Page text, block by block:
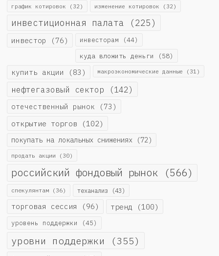
график котировок (32) изменение котировок (32)
инвестиционная палата (225)
инвестор (76) инвесторам (44)
куда вложить деньги (58)
купить акции (83) макроэкономические данные (31)
нефтегазовый сектор (142)
отечественный рынок (73)
открытие торгов (102)
покупать на локальных снижениях (72)
продать акции (30)
российский фондовый рынок (566)
спекулянтам (36) теханализ (43)
торговая сессия (96) тренд (100)
уровень поддержки (45)
уровни поддержки (355)